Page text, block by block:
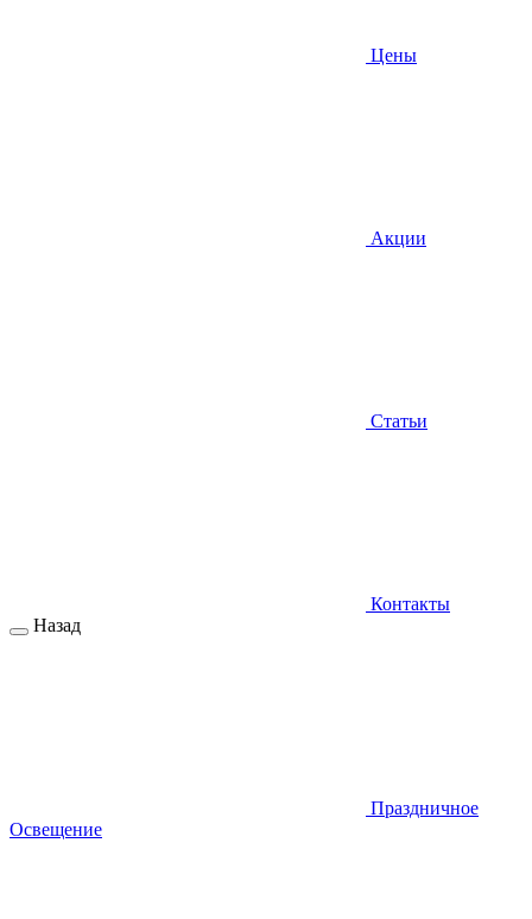
Цены
Акции
Статьи
Контакты
Назад
Праздничное
Освещение